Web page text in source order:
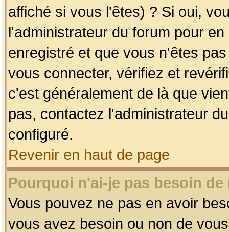
affiché si vous l'êtes) ? Si oui,
l'administrateur du forum pour
enregistré et que vous n'êtes
vous connecter, vérifiez et
c'est généralement de là que
pas, contactez l'administrateur
configuré.
Revenir en haut de page
Pourquoi n'ai-je pas besoin
Vous pouvez ne pas en avoir
vous avez besoin ou non de